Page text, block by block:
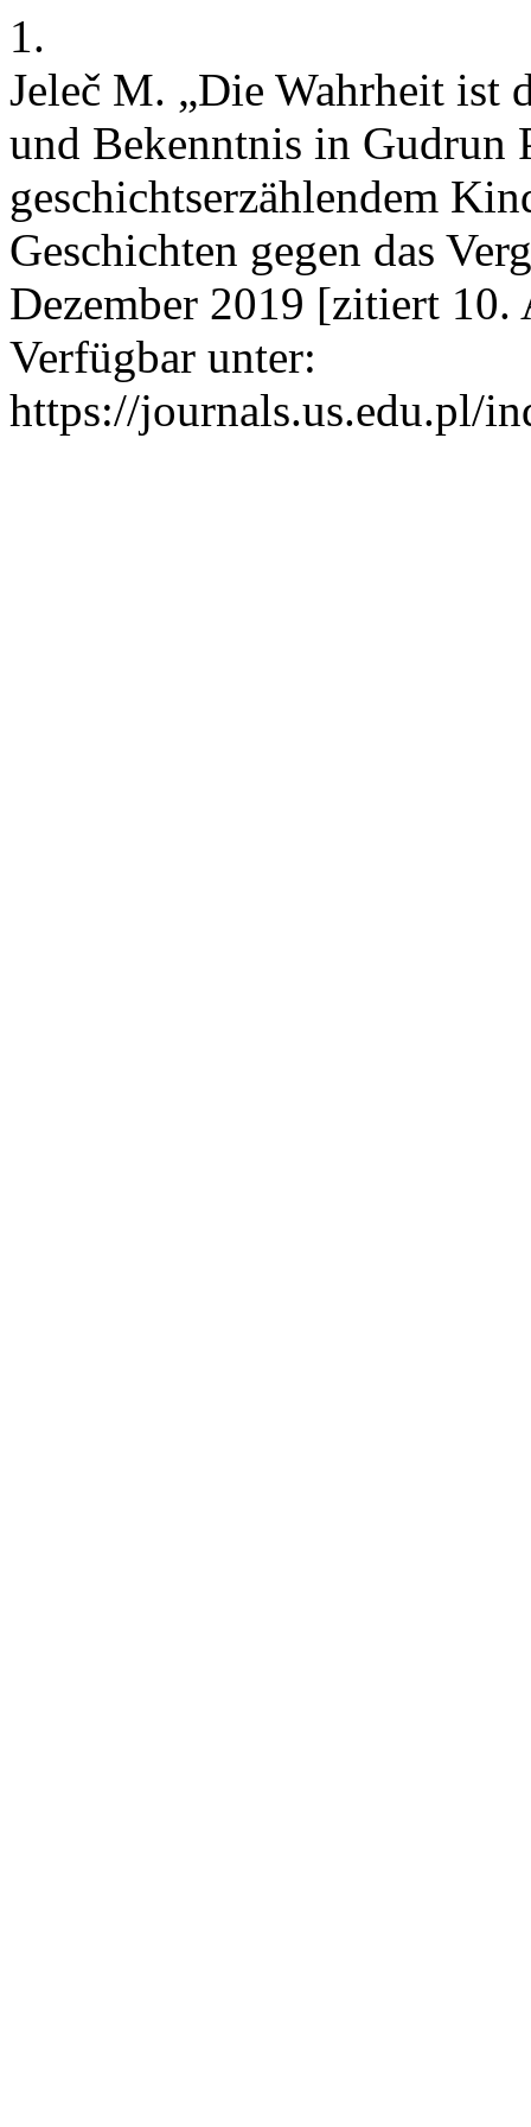
1.
Jeleč M. „Die Wahrheit ist
und Bekenntnis in Gudrun
geschichtserzählendem
Geschichten gegen das
Dezember 2019 [zitiert
Verfügbar unter:
https://journals.us.edu.pl/